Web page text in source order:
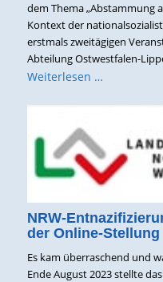
dem Thema „Abstammung
Kontext der
erstmals zweitägigen
Abteilung Ostwestfalen-
Weiterlesen …
NRW-
der Online-Stellung
Es kam überraschend und
Ende August 2023 stellte